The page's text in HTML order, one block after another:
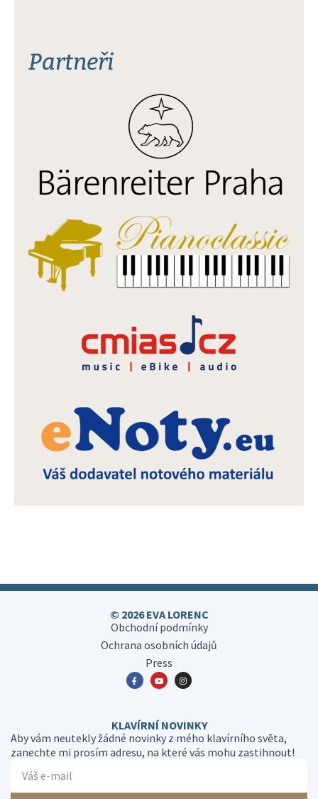
Partneři
© 2026 EVA LORENC
Obchodní podmínky
Ochrana osobních údajů
Press
KLAVÍRNÍ NOVINKY
Aby vám neutekly žádné novinky z mého klavírního světa,
zanechte mi prosím adresu, na které vás mohu zastihnout!